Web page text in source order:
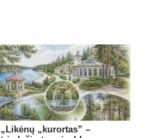
„Likėnų „kurortas” –